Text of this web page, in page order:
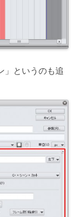
」というのも追